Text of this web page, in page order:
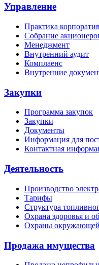
Управление
Практика
Собрание
Менеджмент
Внутренний аудит
Комплаенс
Внутренние
Закупки
Программа закупок
Закупки
Документы
Информация для
Контактная
Деятельность
Производство
Тарифы
Структура
Охрана здоровья и
Охраны окружающей
Продажа имущества